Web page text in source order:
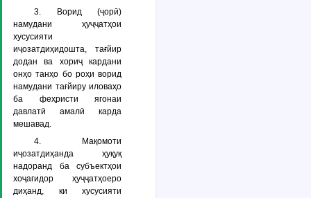
3. Ворид (ҷорӣ)
намудани ҳуҷҷатҳои
хусусияти
иҷозатдиҳидошта, тағйир
додан ва хориҷ кардани
онҳо танҳо бо роҳи ворид
намудани тағйиру иловаҳо
ба феҳристи ягонаи
давлатӣ амалӣ карда
мешавад.
4. Мақомоти
иҷозатдиҳанда ҳуқуқ
надоранд ба субъектҳои
хоҷагидор ҳуҷҷатҳоеро
диҳанд, ки хусусияти